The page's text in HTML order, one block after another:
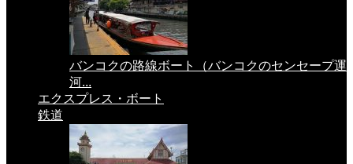
バンコクの路線ボート（バンコクのセンセープ運
河...
エクスプレス・ボート
鉄道